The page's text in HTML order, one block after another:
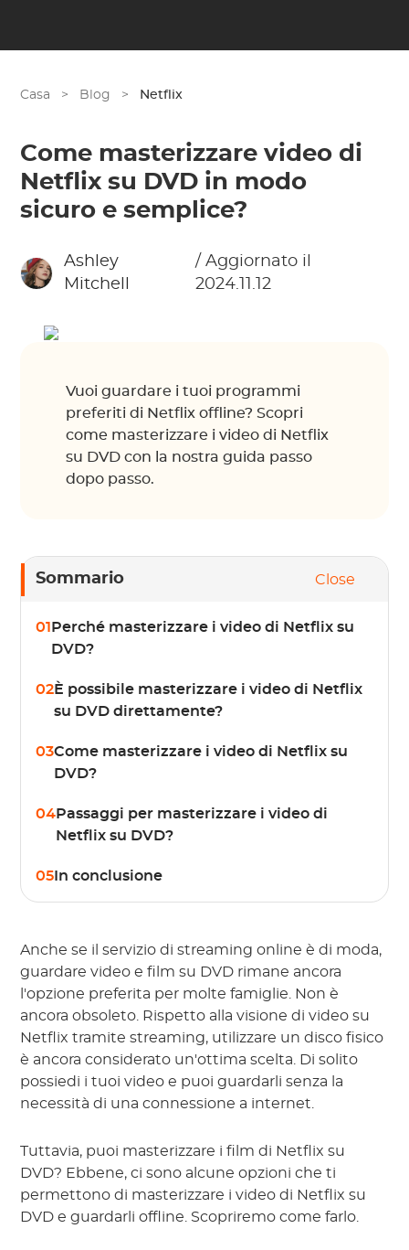
Casa > Blog > Netflix
Come masterizzare video di
Netflix su DVD in modo
sicuro e semplice?
Ashley
Mitchell
/ Aggiornato il
2024.11.12
Vuoi guardare i tuoi programmi
preferiti di Netflix offline? Scopri
come masterizzare i video di Netflix
su DVD con la nostra guida passo
dopo passo.
Sommario Close
01 Perché masterizzare i video di Netflix su
DVD?
02È possibile masterizzare i video di Netflix
su DVD direttamente?
03Come masterizzare i video di Netflix su
DVD?
04Passaggi per masterizzare i video di
Netflix su DVD?
05 In conclusione
Anche se il servizio di streaming online è di moda,
guardare video e film su DVD rimane ancora
l'opzione preferita per molte famiglie. Non è
ancora obsoleto. Rispetto alla visione di video su
Netflix tramite streaming, utilizzare un disco fisico
è ancora considerato un'ottima scelta. Di solito
possiedi i tuoi video e puoi guardarli senza la
necessità di una connessione a internet.
Tuttavia, puoi masterizzare i film di Netflix su
DVD? Ebbene, ci sono alcune opzioni che ti
permettono di masterizzare i video di Netflix su
DVD e guardarli offline. Scopriremo come farlo.